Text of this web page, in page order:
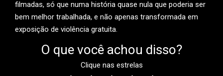
filmadas, só que numa história quase nula que poderia ser
bem melhor trabalhada, e não apenas transformada em
exposição de violência gratuita.
O que você achou disso?
Clique nas estrelas